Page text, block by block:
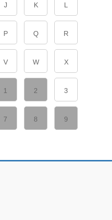
J K L
P Q R
V W X
1 2 3
7 8 9